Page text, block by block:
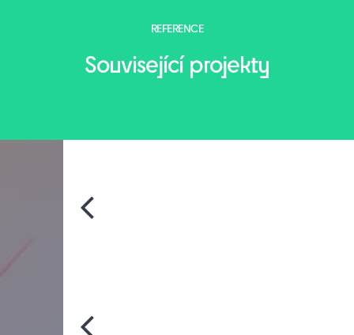
REFERENCE
Související projekty